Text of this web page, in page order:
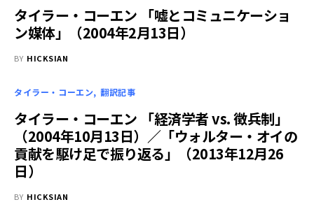
タイラー・コーエン 「嘘とコミュニケーショ
ン媒体」（2004年2月13日）
BY HICKSIAN
タイラー・コーエン 翻訳記事
タイラー・コーエン 「経済学者 vs. 徴兵制」
（2004年10月13日）／「ウォルター・オイの
貢献を駆け足で振り返る」（2013年12月26
日）
BY HICKSIAN